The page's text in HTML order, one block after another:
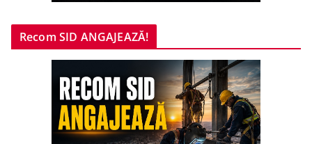
Recom SID ANGAJEAZĂ!